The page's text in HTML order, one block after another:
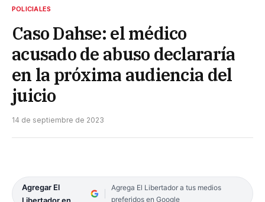
POLICIALES
Caso Dahse: el médico
acusado de abuso declararía
en la próxima audiencia del
juicio
14 de septiembre de 2023
Agregar El
Libertador en
Agrega El Libertador a tus medios
preferidos en Google